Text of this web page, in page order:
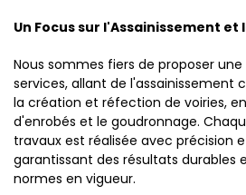
Un Focus sur l'Assainissement et
Nous sommes fiers de proposer
services, allant de
la création et réfection de voiries,
d'enrobés et le goudronnage.
travaux est réalisée avec précision
garantissant des résultats durables
normes en vigueur.